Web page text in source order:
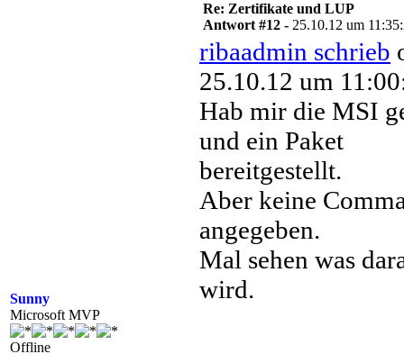
Sunny
Microsoft MVP
Offline
Re: Zertifikate und LUP
Antwort #12 - 25.10.12 um
ribaadmin schrieb
25.10.12 um
Hab mir die MSI
und ein Paket
bereitgestellt.
Aber keine
angegeben.
Mal sehen was
wird.